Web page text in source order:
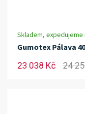
Skladem, expedujeme
Gumotex Pálava
23 038 Kč 24